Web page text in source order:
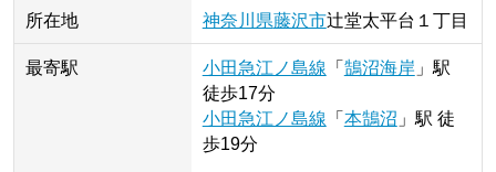
所在地 神奈川県藤沢市辻堂太平台 １丁目
最寄駅 小田急江ノ島線 「 鵠沼海岸 」 駅
徒歩17分
小田急江ノ島線 「 本鵠沼 」 駅 徒
歩19分